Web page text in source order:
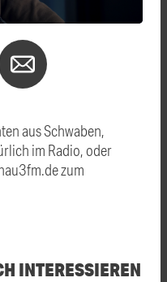
aus Schwaben,
im Radio, oder
zum
INTERESSIEREN